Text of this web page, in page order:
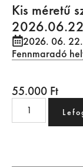
Kis méretű
2026. 06.
Fennmaradó
55.000 Ft